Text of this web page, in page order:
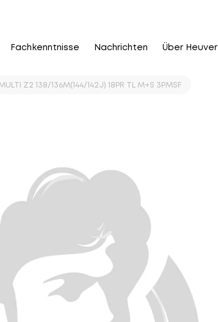
Fachkenntnisse Nachrichten Über Heuver
Z2 138/136M(144/142J) 18PR TL M+S 3PMSF